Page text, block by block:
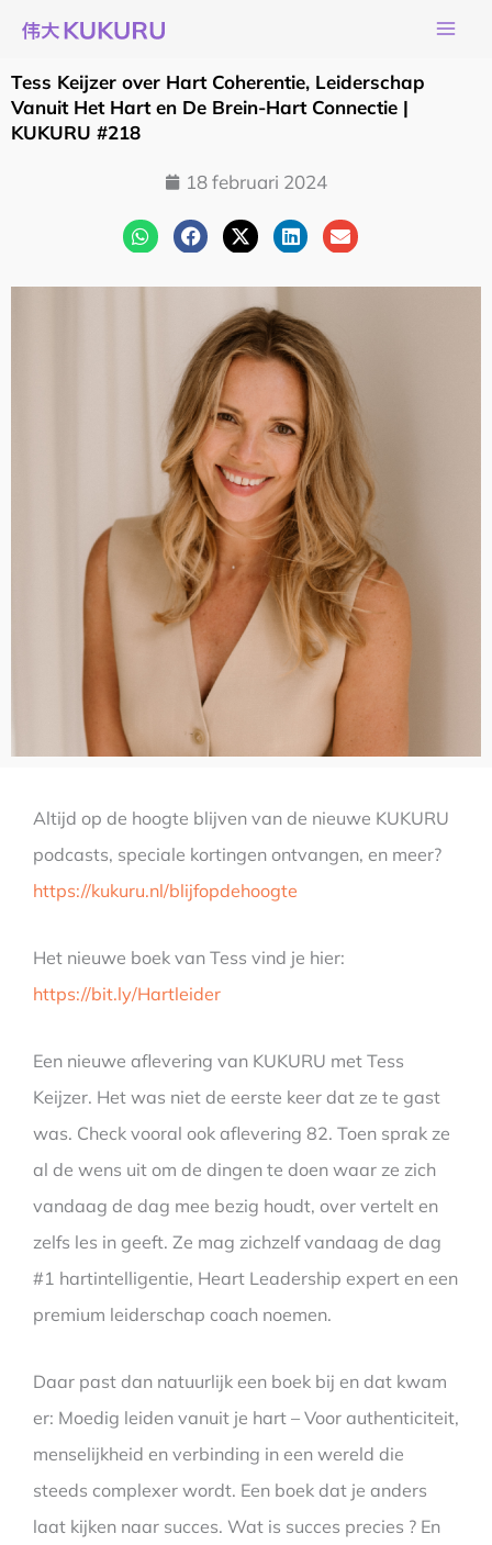
naar
de
inhoud
Tess Keijzer over Hart Coherentie, Leiderschap
Vanuit Het Hart en De Brein-Hart Connectie |
KUKURU #218
18 februari 2024
Altijd op de hoogte blijven van de nieuwe KUKURU
podcasts, speciale kortingen ontvangen, en meer?
https://kukuru.nl/blijfopdehoogte
Het nieuwe boek van Tess vind je hier:
https://bit.ly/Hartleider
Een nieuwe aflevering van KUKURU met Tess
Keijzer. Het was niet de eerste keer dat ze te gast
was. Check vooral ook aflevering 82. Toen sprak ze
al de wens uit om de dingen te doen waar ze zich
vandaag de dag mee bezig houdt, over vertelt en
zelfs les in geeft. Ze mag zichzelf vandaag de dag
#1 hartintelligentie, Heart Leadership expert en een
premium leiderschap coach noemen.
Daar past dan natuurlijk een boek bij en dat kwam
er: Moedig leiden vanuit je hart – Voor authenticiteit,
menselijkheid en verbinding in een wereld die
steeds complexer wordt. Een boek dat je anders
laat kijken naar succes. Wat is succes precies ? En